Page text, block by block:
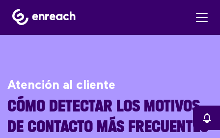
Atención al cliente
CÓMO DETECTAR LOS MOTIVOS
DE CONTACTO MÁS FRECUENTES